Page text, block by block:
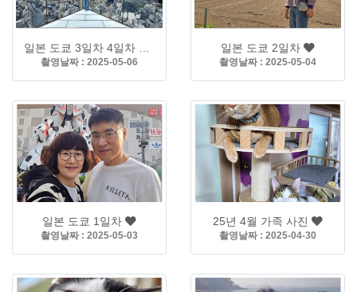
일본 도쿄 3일차 4일차 여행
촬영날짜 : 2025-05-06
일본 도쿄 2일차
촬영날짜 : 2025-05-04
일본 도쿄 1일차
촬영날짜 : 2025-05-03
25년 4월 가족 사진
촬영날짜 : 2025-04-30